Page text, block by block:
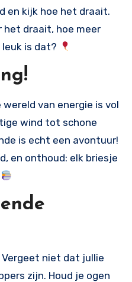
en kijk hoe het draait.
het draait, hoe meer
is dat?
van energie is vol
wind tot schone
is echt een avontuur!
en onthoud: elk briesje
niet dat jullie
zijn. Houd je ogen